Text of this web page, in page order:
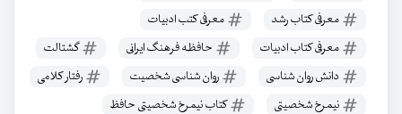
معرفی کتاب رشد
معرفی کتب ادبیات
معرفی کتاب ادبیات
حافظه فرهنگ ایرانی
گشتالت
دانش روان شناسی
روان شناسی شخصیت
رفتار کلامی
نیمرخ شخصیتی
کتاب نیمرخ شخصیتی حافظ